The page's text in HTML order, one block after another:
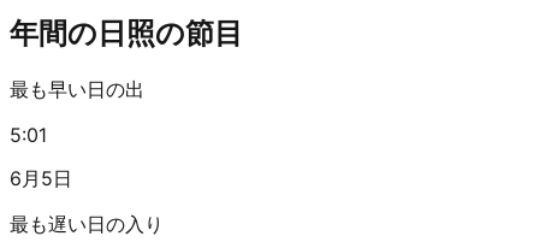
年間の日照の節目
最も早い日の出
5:01
6月5日
最も遅い日の入り